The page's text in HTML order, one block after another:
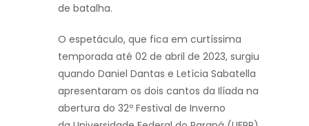
de batalha.
O espetáculo, que fica em curtíssima
temporada até 02 de abril de 2023, surgiu
quando Daniel Dantas e Letícia Sabatella
apresentaram os dois cantos da Ilíada na
abertura do 32º Festival de Inverno